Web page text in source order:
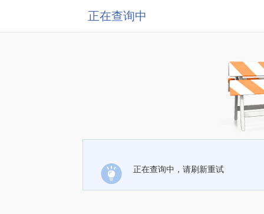
正在查询中
正在查询中，请刷新重试